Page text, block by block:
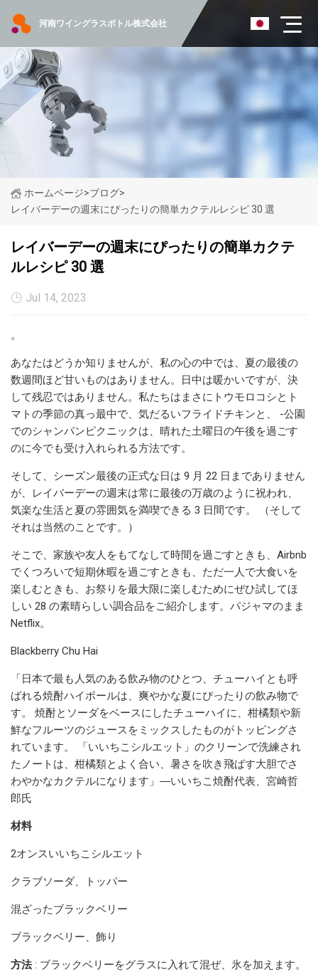
河南ワイングラスボトル株式会社
ホームページ>ブログ>
レイバーデーの週末にぴったりの簡単カクテルレシピ 30 選
レイバーデーの週末にぴったりの簡単カクテ
ルレシピ 30 選
Jul 14, 2023
。
あなたはどうか知りませんが、私の心の中では、夏の最後の
数週間ほど甘いものはありません。日中は暖かいですが、決
して残忍ではありません。私たちはまさにトウモロコシとト
マトの季節の真っ最中で、気だるいフライドチキンと、 -公園
でのシャンパンピクニックは、晴れた土曜日の午後を過ごす
のに今でも受け入れられる方法です。
そして、シーズン最後の正式な日は 9 月 22 日までありません
が、レイバーデーの週末は常に最後の万歳のように祝われ、
気楽な生活と夏の雰囲気を満喫できる 3 日間です。 （そして
それは当然のことです。）
そこで、家族や友人をもてなして時間を過ごすときも、Airbnb
でくつろいで短期休暇を過ごすときも、ただ一人で大食いを
楽しむときも、お祭りを最大限に楽しむためにぜひ試してほ
しい 28 の素晴らしい調合品をご紹介します。パジャマのまま
Netflix。
Blackberry Chu Hai
「日本で最も人気のある飲み物のひとつ、チューハイとも呼
ばれる焼酎ハイボールは、爽やかな夏にぴったりの飲み物で
す。 焼酎とソーダをベースにしたチューハイに、柑橘類や新
鮮なフルーツのジュースをミックスしたものがトッピングさ
れています。 「いいちこシルエット」のクリーンで洗練され
たノートは、柑橘類とよく合い、暑さを吹き飛ばす大胆でさ
わやかなカクテルになります」―いいちこ焼酎代表、宮崎哲
郎氏
材料
2オンスいいちこシルエット
クラブソーダ、トッパー
混ざったブラックベリー
ブラックベリー、飾り
方法: ブラックベリーをグラスに入れて混ぜ、氷を加えます。